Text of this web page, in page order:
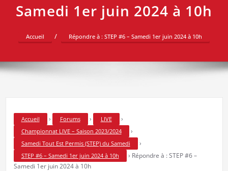
Samedi 1er juin 2024 à 10h
Accueil Répondre à : STEP #6 – Samedi 1er juin 2024 à 10h
Accueil › Forums › LIVE ›
Championnat LIVE – Saison 2023/2024 ›
Samedi Tout Est Permis (STEP) du Samedi ›
STEP #6 – Samedi 1er juin 2024 à 10h › Répondre à : STEP #6 –
Samedi 1er juin 2024 à 10h